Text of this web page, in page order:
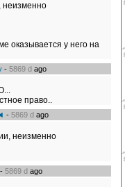
неизменно
оказывается у него на
- 5869 d ago
право..
- 5869 d ago
неизменно
5869 dago